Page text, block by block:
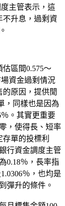
度主管表示，這
不升息，過剩資
區間0.575～
資金過剩情況
的原因，提供閒
，同樣也是因為
。其實更重要
，使得長、短率
單的投標利
行資金調度主管
0.18％，長率指
％，也均是
彈升的條件。